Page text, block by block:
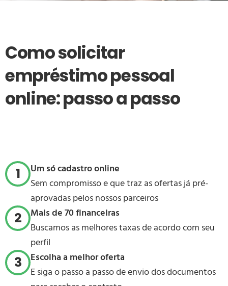
Como solicitar
empréstimo pessoal
online: passo a passo
1
Um só cadastro online
Sem compromisso e que traz as ofertas já pré-
aprovadas pelos nossos parceiros
2
Mais de 70 financeiras
Buscamos as melhores taxas de acordo com seu
perfil
3
Escolha a melhor oferta
E siga o passo a passo de envio dos documentos